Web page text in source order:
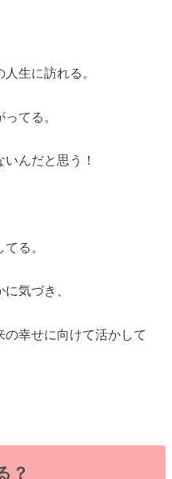
生に訪れる。
てる。
んだと思う！
る。
気づき、
幸せに向けて活かして
？